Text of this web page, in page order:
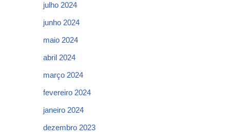
julho 2024
junho 2024
maio 2024
abril 2024
março 2024
fevereiro 2024
janeiro 2024
dezembro 2023